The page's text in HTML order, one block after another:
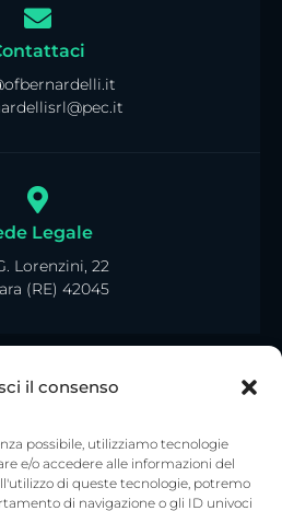
il consenso
possibile, utilizziamo tecnologie
e/o accedere alle informazioni del
di queste tecnologie, potremo
di navigazione o gli ID univoci
Legale
Lorenzini, 22
(RE) 42045